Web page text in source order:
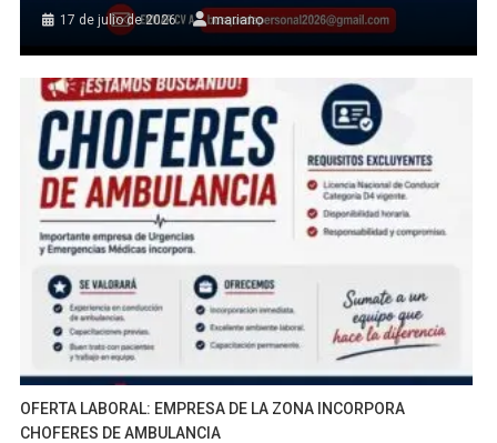
17 de julio de 2026 mariano
OFERTA LABORAL: EMPRESA DE LA ZONA INCORPORA
CHOFERES DE AMBULANCIA